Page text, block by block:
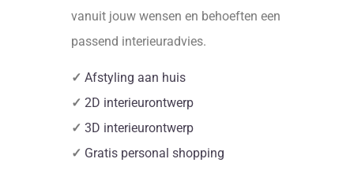
vanuit jouw wensen en behoeften een
passend interieuradvies.
✓ Afstyling aan huis
✓ 2D interieurontwerp
✓ 3D interieurontwerp
✓ Gratis personal shopping